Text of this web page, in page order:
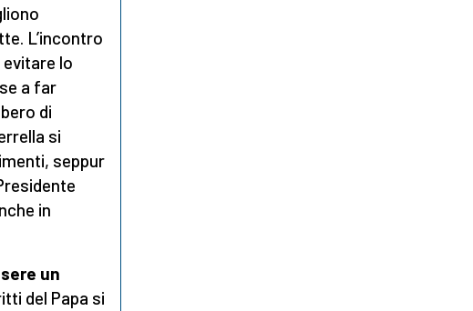
L’incontro
lo
a far
di
si
seppur
in
un
del Papa si